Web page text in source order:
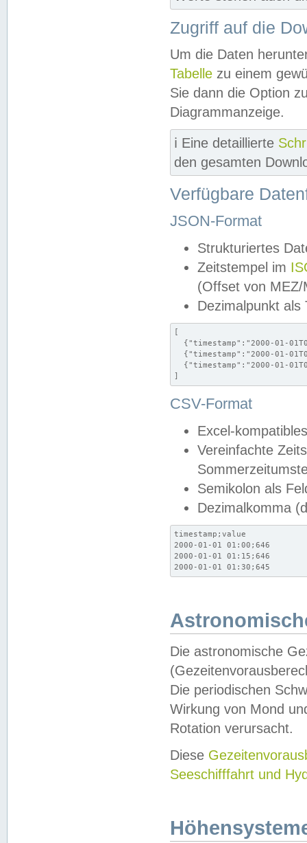
Zugriff auf die
Um die Daten
Tabelle zu einem
Sie dann die Option
Diagrammanzeige.
ℹ️ Eine detaillierte
den gesamten
Verfügbare
JSON-Format
Strukturiertes
Zeitstempel im
(Offset von MEZ/
Dezimalpunkt als
[
{"timestamp":"2000-01-
{"timestamp":"2000-01-
{"timestamp":"2000-01-
]
CSV-Format
Excel-
Vereinfachte
Semikolon als
Dezimalkomma
timestamp;value
2000-01-01 01:00;646
2000-01-01 01:15;646
2000-01-01 01:30;645
Die astronomische
Die periodischen
Wirkung von Mond
Rotation verursacht.
Diese
Seeschifffahrt und